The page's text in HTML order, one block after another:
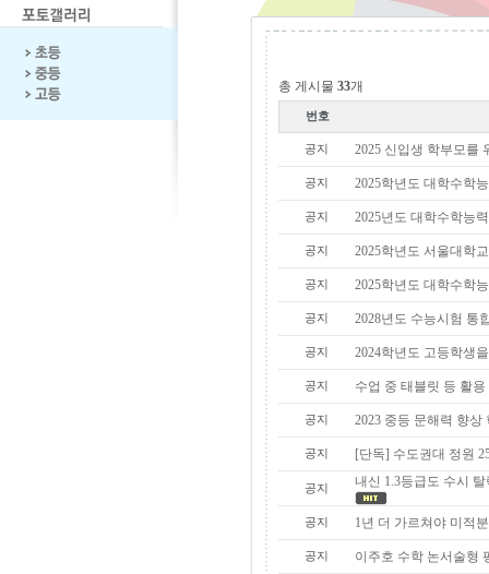
총 게시물 33개
번호
공지 2025 신입생 학부모를
공지 2025학년도 대학수학
공지 2025년도 대학수학능
공지 2025학년도 서울대학
공지 2025학년도 대학수학
공지 2028년도 수능시험 통
공지 2024학년도 고등학생
공지 수업 중 태블릿 등 활
공지 2023 중등 문해력 향상
공지 [단독] 수도권대 정원
공지 내신 1.3등급도 수시
공지 1년 더 가르쳐야 미적
공지 이주호 수학 논서술형